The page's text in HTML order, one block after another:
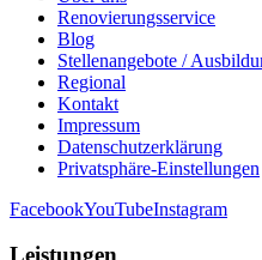
Renovierungsservice
Blog
Stellenangebote /
Regional
Kontakt
Impressum
Datenschutzerklärung
Privatsphäre-Einstellungen
FacebookYouTubeInstagram